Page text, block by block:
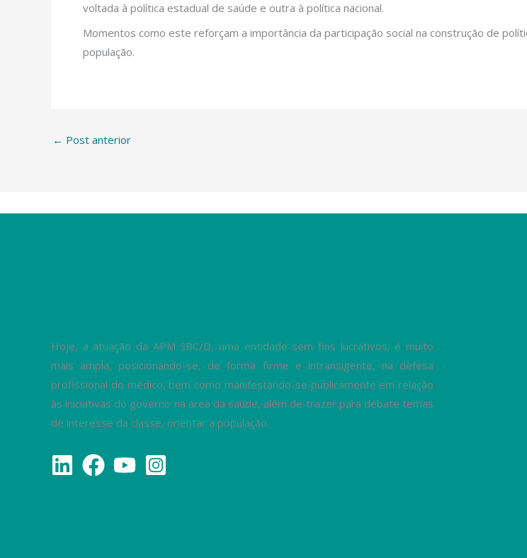
voltada à política estadual de saúde e outra à política nacional.
Momentos como este reforçam a importância da participação social na construção de
população.
← Post anterior
Hoje, a atuação da APM SBC/D, uma entidade sem fins lucrativos, é muito
mais ampla, posicionando-se, de forma firme e intransigente, na defesa
profissional do médico, bem como manifestando-se publicamente em relação
às iniciativas do governo na área da saúde, além de trazer para debate temas
de interesse da classe, orientar a população.